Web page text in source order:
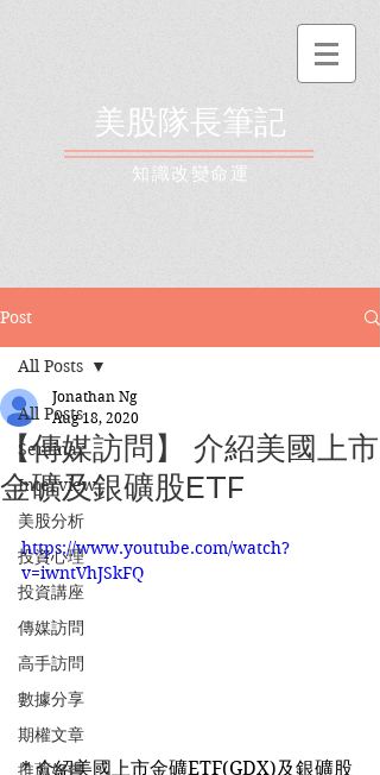
美股隊長筆記
​知識改變命運
Post
All Posts
Seminar
Interview
美股分析
投資心理
投資講座
傳媒訪問
高手訪問
數據分享
期權文章
推薦好書
All Posts
【傳媒訪問】 介紹美國上市
金礦及銀礦股ETF
Jonathan Ng
Aug 18, 2020
https://www.youtube.com/watch?
v=iwntVhJSkFQ
* 介紹美國上市金礦ETF(GDX)及銀礦股